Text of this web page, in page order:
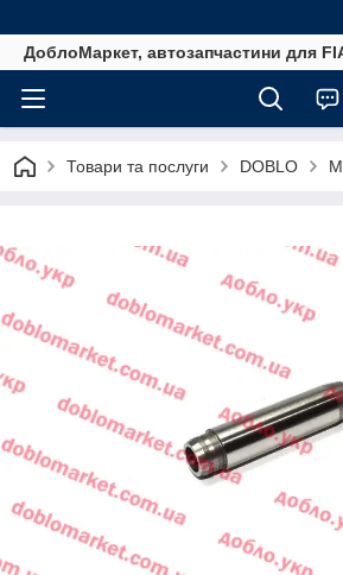
ДоблоМаркет, автозапчастини для
Товари та послуги DOBLO